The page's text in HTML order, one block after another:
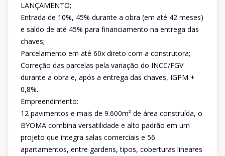
LANÇAMENTO;
Entrada de 10%, 45% durante a obra (em até 42 meses)
e saldo de até 45% para financiamento na entrega das
chaves;
Parcelamento em até 60x direto com a construtora;
Correção das parcelas pela variação do INCC/FGV
durante a obra e, após a entrega das chaves, IGPM +
0,8%.
Empreendimento:
12 pavimentos e mais de 9.600m² de área construída, o
BYOMA combina versatilidade e alto padrão em um
projeto que integra salas comerciais e 56
apartamentos, entre gardens, tipos, coberturas lineares